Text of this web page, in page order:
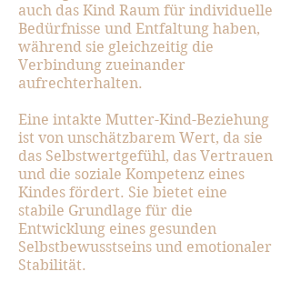
auch das Kind Raum für individuelle
Bedürfnisse und Entfaltung haben,
während sie gleichzeitig die
Verbindung zueinander
aufrechterhalten.
Eine intakte Mutter-Kind-Beziehung
ist von unschätzbarem Wert, da sie
das Selbstwertgefühl, das Vertrauen
und die soziale Kompetenz eines
Kindes fördert. Sie bietet eine
stabile Grundlage für die
Entwicklung eines gesunden
Selbstbewusstseins und emotionaler
Stabilität.